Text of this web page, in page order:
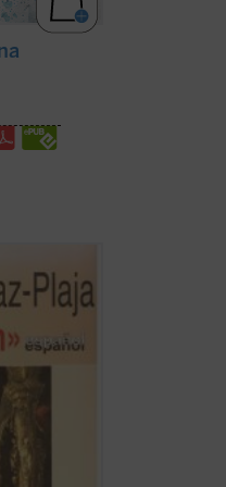
el Don
lo vieron
tiempo---
el galaico
del